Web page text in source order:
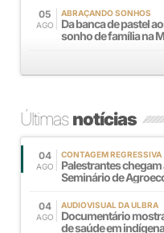
05
AGO
ABRAÇANDO SONHOS
Da banca de pastel
sonho de família na
Últimasnotícias
04
AGO
CONTAGEM REGRESSIVA
Palestrantes chegam
Seminário de
04
AGO
AUDIOVISUAL DA ULBRA
Documentário
de saúde em